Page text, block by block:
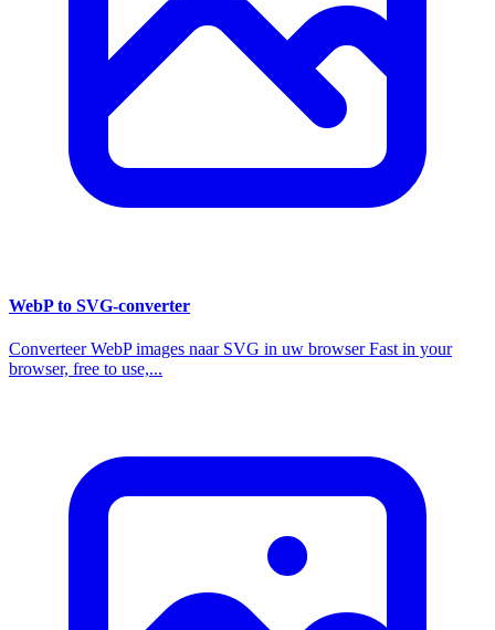
WebP to SVG-converter
Converteer WebP images naar SVG in uw browser Fast in your
browser, free to use,...